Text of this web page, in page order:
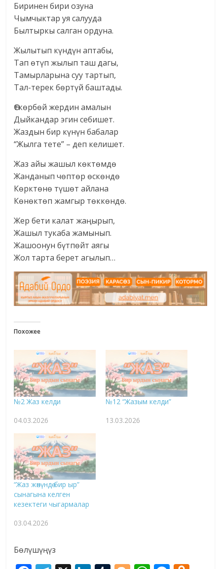
Биринен бири озуна
Чымчыктар уя салууда
Былтыркы салган ордуна.
Жылытып күндүн аптабы,
Тап өтүп жылып таш дагы,
Тамырларына суу тартып,
Тал-терек бөртүй баштады.
Өткөрбөй жердин амалын
Дыйкандар эгин себишет.
Жаздын бир күнүн бабалар
“Жылга тете” – деп келишет.
Жаз айы жашыл көктөмдө
Жанданып чөптөр өскөндө
Көрктөнө түшөт айлана
Көнөктөп жамгыр төккөндө.
Жер бети калат жаңырып,
Жашыл тукаба жамынып.
Жашоонун бүтпөйт аягы
Жол тарта берет агылып…
Похожее
№2 Жаз келди
04.03.2026
№12 “Жазым келди”
13.03.2026
“Жаз жөнүндө бир ыр”
сынагына келген
кезектеги чыгармалар
03.04.2026
Бөлүшүңүз